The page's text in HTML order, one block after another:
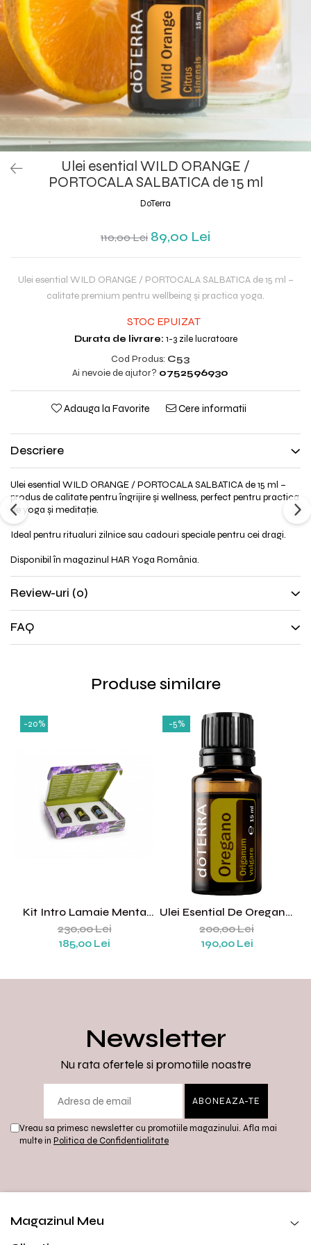
asimetric
Set yoga incretit la spate
Set yoga White Grey
Silky feel
Ulei esential WILD ORANGE /
PORTOCALA SALBATICA de 15 ml
DoTerra
110,00 Lei 89,00 Lei
Ulei esential WILD ORANGE / PORTOCALA SALBATICA de 15 ml –
calitate premium pentru wellbeing și practica yoga.
STOC EPUIZAT
Durata de livrare: 1-3 zile lucratoare
Cod Produs: C53
Ai nevoie de ajutor? 0752596930
Adauga la Favorite Cere informatii
Descriere
Ulei esential WILD ORANGE / PORTOCALA SALBATICA de 15 ml –
produs de calitate pentru îngrijire și wellness, perfect pentru practica
de yoga și meditație.
Ideal pentru ritualuri zilnice sau cadouri speciale pentru cei dragi.
Disponibil în magazinul HAR Yoga România.
Review-uri (0)
FAQ
Produse similare
-20%
Kit Intro Lamaie Menta
Lavanda
230,00 Lei
185,00 Lei
-5%
Ulei Esential De Oregano,
15 Ml
200,00 Lei
190,00 Lei
Newsletter
Nu rata ofertele si promotiile noastre
Vreau sa primesc newsletter cu promotiile magazinului. Afla mai
multe in Politica de Confidentialitate
Magazinul Meu